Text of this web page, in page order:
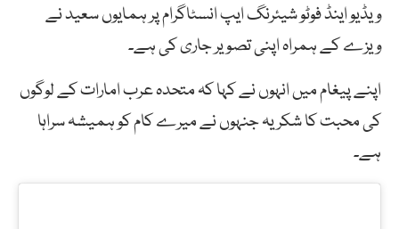
ویڈیو اینڈ فوٹو شیئرنگ ایپ انسٹاگرام پر ہمایوں سعید نے
ویزے کے ہمراہ اپنی تصویر جاری کی ہے۔
اپنے پیغام میں انہوں نے کہا کہ متحدہ عرب امارات کے لوگوں
کی محبت کا شکریہ جنہوں نے میرے کام کو ہمیشہ سراہا
ہے۔